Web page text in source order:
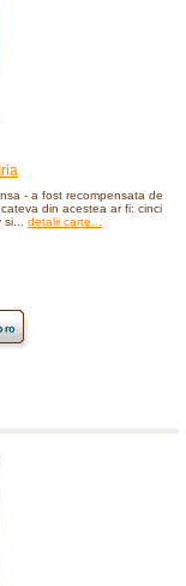
- a fost recompensata de
din acestea ar fi: cinci
si... detalii carte...